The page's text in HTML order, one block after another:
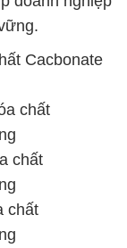
Cacbonate
chất
chất
chất